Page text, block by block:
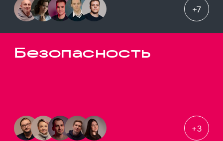
+7
Безопасность
+3